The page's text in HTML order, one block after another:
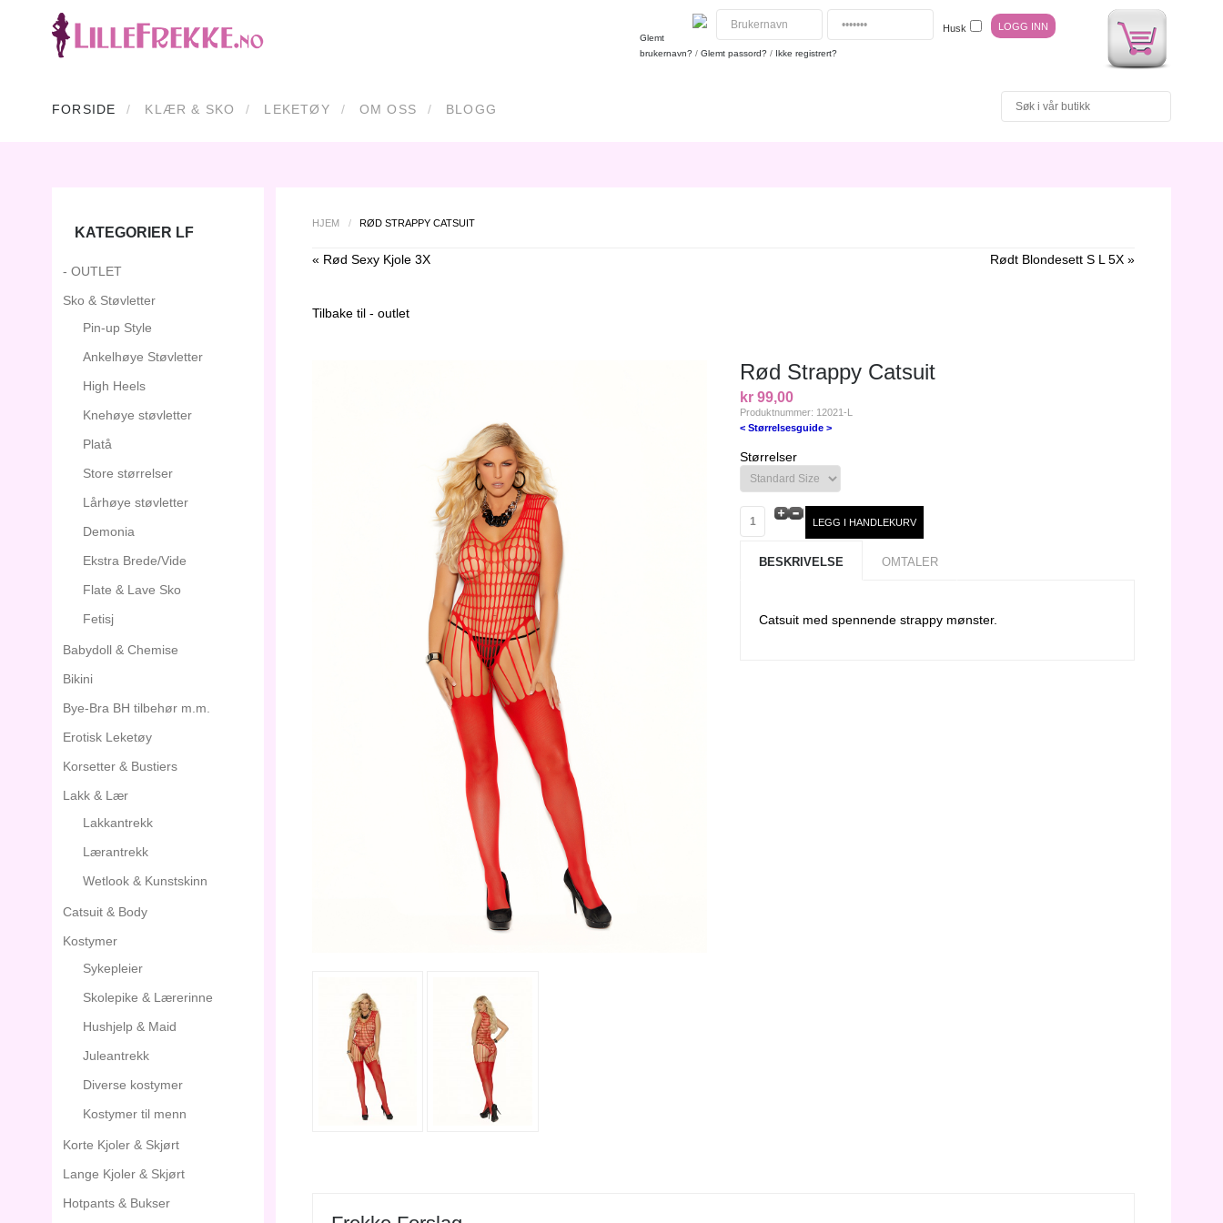
Husk
Glemt
brukernavn? / Glemt passord? / Ikke registrert?
FORSIDE KLÆR & SKO LEKETØY OM OSS BLOGG
HJEM / RØD STRAPPY CATSUIT
« Rød Sexy Kjole 3X Rødt Blondesett S L 5X »
Tilbake til - outlet
Rød Strappy Catsuit
kr 99,00
Produktnummer: 12021-L
< Størrelsesguide >
Størrelser
BESKRIVELSE OMTALER
Catsuit med spennende strappy mønster.
KATEGORIER LF
- OUTLET
Sko & Støvletter
Pin-up Style
Ankelhøye Støvletter
High Heels
Knehøye støvletter
Platå
Store størrelser
Lårhøye støvletter
Demonia
Ekstra Brede/Vide
Flate & Lave Sko
Fetisj
Babydoll & Chemise
Bikini
Bye-Bra BH tilbehør m.m.
Erotisk Leketøy
Korsetter & Bustiers
Lakk & Lær
Lakkantrekk
Lærantrekk
Wetlook & Kunstskinn
Catsuit & Body
Kostymer
Sykepleier
Skolepike & Lærerinne
Hushjelp & Maid
Juleantrekk
Diverse kostymer
Kostymer til menn
Korte Kjoler & Skjørt
Lange Kjoler & Skjørt
Hotpants & Bukser